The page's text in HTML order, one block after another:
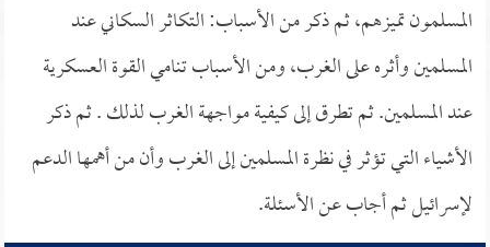
المسلمون تميزهم، ثم ذكر من الأسباب: التكاثر السكاني عند
المسلمين وأثره على الغرب، ومن الأسباب تنامي القوة العسكرية
عند المسلمين. ثم تطرق إلى كيفية مواجهة الغرب لذلك . ثم ذكر
الأشياء التي تؤثر في نظرة المسلمين إلى الغرب وأن من أهمها الدعم
لإسرائيل ثم أجاب عن الأسئلة.